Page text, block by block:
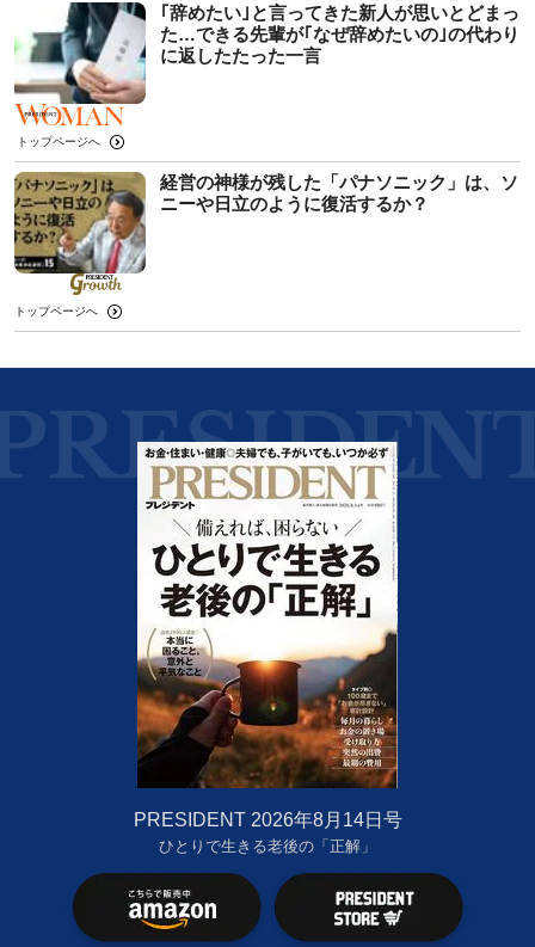
｢辞めたい｣と言ってきた新人が思いとどまっ
た…できる先輩が｢なぜ辞めたいの｣の代わり
に返したたった一言
トップページへ
経営の神様が残した「パナソニック」は、ソ
ニーや日立のように復活するか？
トップページへ
PRESIDENT 2026年8月14日号
ひとりで生きる老後の「正解」